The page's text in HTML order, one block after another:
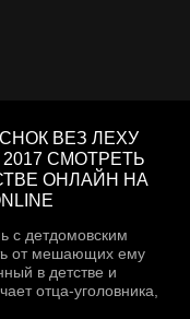
ВЕЗ ЛЕХУ
СМОТРЕТЬ
ОНЛАЙН НА
с детдомовским
от мешающих ему
в детстве и
отца-уголовника,